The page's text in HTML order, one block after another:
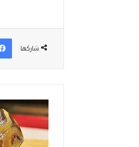
شاركها
ارتفاع
اسعار
غرام
الذهب